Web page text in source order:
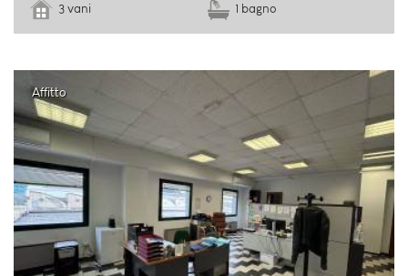
3 vani
1 bagno
Affitto